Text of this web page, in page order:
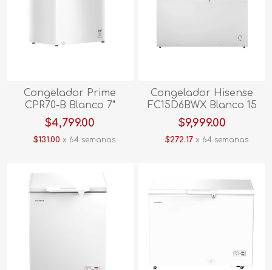
Congelador Prime
CPR70-B Blanco 7"
$4,799.00
$131.00 x 64 semanas
Congelador Hisense
FC15D6BWX Blanco 15
pies
$9,999.00
$272.17x 64 semanas